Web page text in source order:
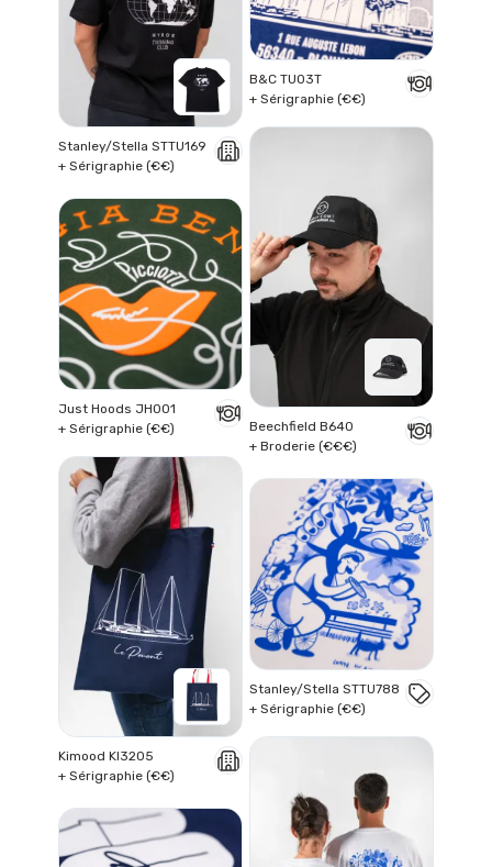
Stanley/Stella STTU169
+ Sérigraphie (€€)
B&C TU03T
+ Sérigraphie (€€)
Beechfield B640
+ Broderie (€€€)
Just Hoods JH001
+ Sérigraphie (€€)
Kimood KI3205
+ Sérigraphie (€€)
Stanley/Stella STTU788
+ Sérigraphie (€€)